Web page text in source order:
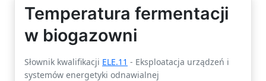
Temperatura fermentacji
w biogazowni
Słownik kwalifikacji ELE.11 - Eksploatacja urządzeń i
systemów energetyki odnawialnej